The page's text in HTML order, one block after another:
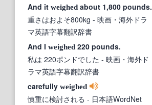
And it weighed about 1,800 pounds.
重さはおよそ800kg - 映画・海外ドラ
マ英語字幕翻訳辞書
And I weighed 220 pounds.
私は 220ポンドでした - 映画・海外ド
ラマ英語字幕翻訳辞書
carefully weighed
慎重に検討される - 日本語WordNet